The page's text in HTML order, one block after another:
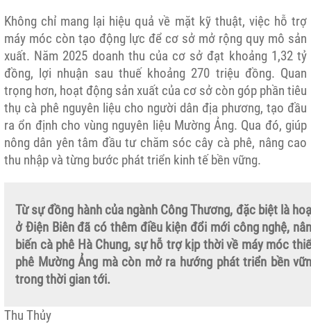
Không chỉ mang lại hiệu quả về mặt kỹ thuật, việc hỗ trợ
máy móc còn tạo động lực để cơ sở mở rộng quy mô sản
xuất. Năm 2025 doanh thu của cơ sở đạt khoảng 1,32 tỷ
đồng, lợi nhuận sau thuế khoảng 270 triệu đồng. Quan
trọng hơn, hoạt động sản xuất của cơ sở còn góp phần tiêu
thụ cà phê nguyên liệu cho người dân địa phương, tạo đầu
ra ổn định cho vùng nguyên liệu Mường Ảng. Qua đó, giúp
nông dân yên tâm đầu tư chăm sóc cây cà phê, nâng cao
thu nhập và từng bước phát triển kinh tế bền vững.
Từ sự đồng hành của ngành Công Thương, đặc biệt là
ở Điện Biên đã có thêm điều kiện đổi mới công nghệ,
biến cà phê Hà Chung, sự hỗ trợ kịp thời về máy móc
phê Mường Ảng mà còn mở ra hướng phát triển bền
trong thời gian tới.
Thu Thủy